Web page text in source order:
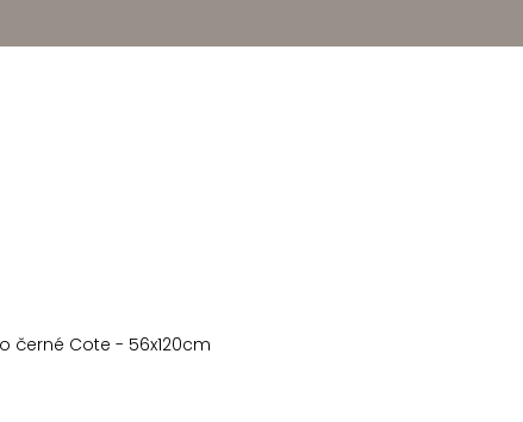
černé Cote - 56x120cm